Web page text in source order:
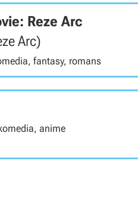
Reze Arc
Arc)
fantasy, romans
anime